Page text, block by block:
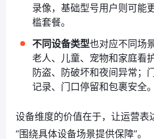
录像，基础型号用户则可能
槛套餐。
不同设备类型也对应不同场
老人、儿童、宠物和家庭看
防盗、防破坏和夜间异常；
记录、门口停留和包裹安全。
设备维度的价值在于，让运营表
“围绕具体设备场景提供保障”。